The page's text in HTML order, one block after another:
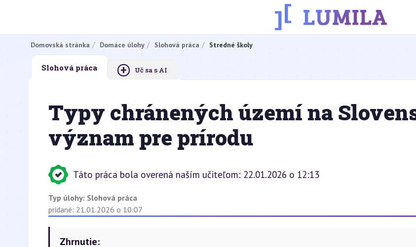
Domovská stránka Domáce úlohy Slohová práca Stredné školy
Slohová práca + Uč sa s AI
Typy chránených území na
význam pre prírodu
Táto práca bola overená naším učiteľom: 22.01.2026 o 12:13
Typ úlohy: Slohová práca
pridané: 21.01.2026 o 10:07
Zhrnutie: